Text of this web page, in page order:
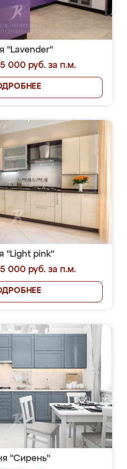
"Lavender"
000 руб. за п.м.
"Light pink"
000 руб. за п.м.
"Сирень"